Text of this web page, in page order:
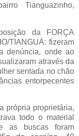
Tianguazinho,
da FORÇA
TIANGUÁ: fizeram
denúncia, onde ao
através da
sentada no chão
entorpecentes
própria proprietária,
todo o material
as buscas foram